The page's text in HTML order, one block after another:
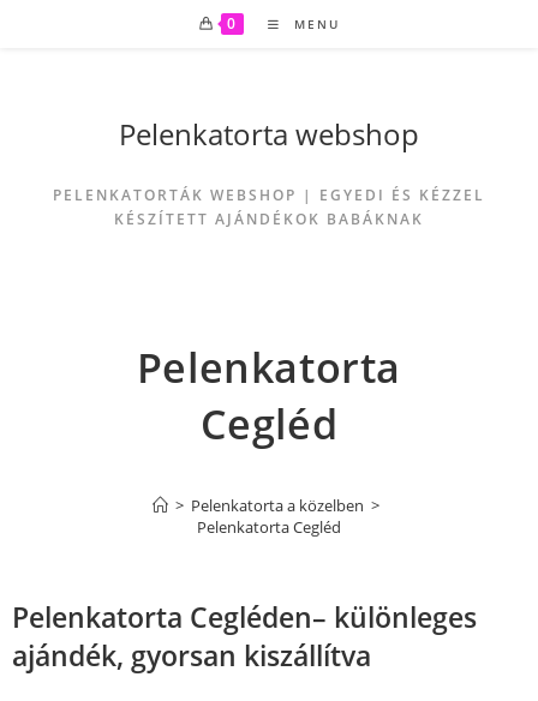
0 MENU
Pelenkatorta webshop
PELENKATORTÁK WEBSHOP | EGYEDI ÉS KÉZZEL
KÉSZÍTETT AJÁNDÉKOK BABÁKNAK
Pelenkatorta
Cegléd
> Pelenkatorta a közelben >
Pelenkatorta Cegléd
Pelenkatorta Cegléden– különleges
ajándék, gyorsan kiszállítva